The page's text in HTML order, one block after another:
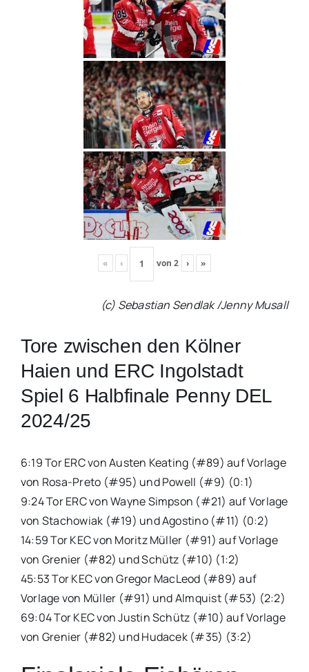
« ‹ von2 › »
(c) Sebastian Sendlak /Jenny Musall
Tore zwischen den Kölner
Haien und ERC Ingolstadt
Spiel 6 Halbfinale Penny DEL
2024/25
6:19 Tor ERC von Austen Keating (#89) auf Vorlage
von Rosa-Preto (#95) und Powell (#9) (0:1)
9:24 Tor ERC von Wayne Simpson (#21) auf Vorlage
von Stachowiak (#19) und Agostino (#11) (0:2)
14:59 Tor KEC von Moritz Müller (#91) auf Vorlage
von Grenier (#82) und Schütz (#10) (1:2)
45:53 Tor KEC von Gregor MacLeod (#89) auf
Vorlage von Müller (#91) und Almquist (#53) (2:2)
69:04 Tor KEC von Justin Schütz (#10) auf Vorlage
von Grenier (#82) und Hudacek (#35) (3:2)